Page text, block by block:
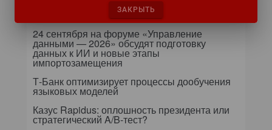
Самое читаемое
24 сентября на форуме «Управление
данными — 2026» обсудят подготовку
данных к ИИ и новые этапы
импортозамещения
Т-Банк оптимизирует процессы дообучения
языковых моделей
Казус Rapidus: оплошность президента или
стратегический A/B-тест?
ЗАКРЫТЬ